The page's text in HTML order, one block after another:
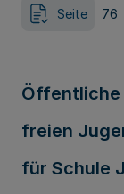
Seite 76
Öffentliche
freien
für Schule